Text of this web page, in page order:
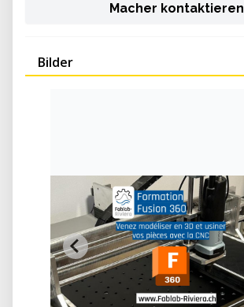
Macher kontaktieren
Bilder